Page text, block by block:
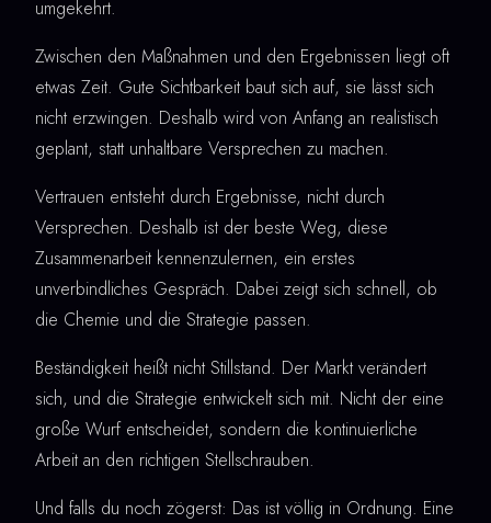
umgekehrt.
Zwischen den Maßnahmen und den Ergebnissen liegt oft
etwas Zeit. Gute Sichtbarkeit baut sich auf, sie lässt sich
nicht erzwingen. Deshalb wird von Anfang an realistisch
geplant, statt unhaltbare Versprechen zu machen.
Vertrauen entsteht durch Ergebnisse, nicht durch
Versprechen. Deshalb ist der beste Weg, diese
Zusammenarbeit kennenzulernen, ein erstes
unverbindliches Gespräch. Dabei zeigt sich schnell, ob
die Chemie und die Strategie passen.
Beständigkeit heißt nicht Stillstand. Der Markt verändert
sich, und die Strategie entwickelt sich mit. Nicht der eine
große Wurf entscheidet, sondern die kontinuierliche
Arbeit an den richtigen Stellschrauben.
Und falls du noch zögerst: Das ist völlig in Ordnung. Eine